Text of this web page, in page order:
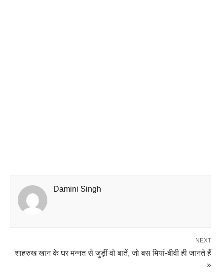
Damini Singh
NEXT
शाहरुख खान के घर मन्नत से जुड़ीं वो बातें, जो बस मियां-बीवी ही जानते हैं
»